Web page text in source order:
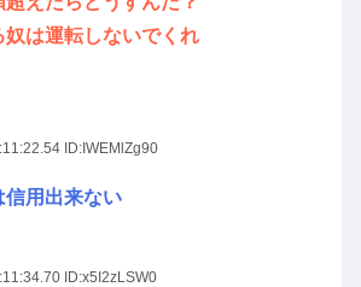
は運転しないでくれ
ID:IWEMlZg90
信用出来ない
ID:x5I2zLSW0